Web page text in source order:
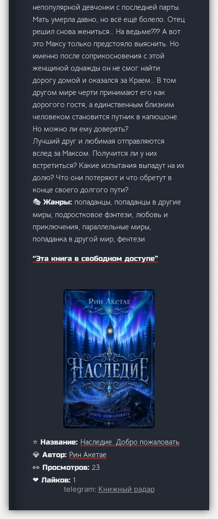
непопулярной девчонки с последней парты.
Мать умерла давно, но всё ещё болело. Отец
решил снова жениться… На ведьме??? А вот
это Максу только предстояло выяснить. Но
именно после соприкосновения с этой
женщиной однажды он не смог найти
дорогу домой и оказался за Краем… В том
другом мире черти принимают его как
дорогого гостя, а единственным близким
человеком становится путник в капюшоне.
Но можно ли ему доверять?
Лучший друг и любимая отправляются
вслед за Максом. Получится ли у них
встретиться? Какие испытания выпадут на их
долю? Что они потеряют и что обретут в
конце своего долгого пути?
🎭 Жанры: попаданцы, попаданцы в другие
миры, подростковое фэнтези, любовь и
приключения, параллельные миры,
попаданка в другой мир, фентези
“Эта книга в свободном доступе”
⭐ Название: Наследие. Добро пожаловать
💎 Автор: Рин Акетае
👀 Просмотров: 23
❤ Лайков:1
✏ Описание:Описание: Максим – молодой
него нет больной матери или младшей
telegram: Книжный радар